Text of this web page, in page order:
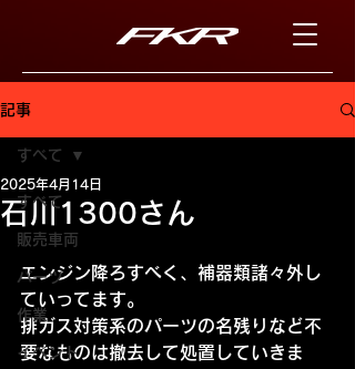
記事
すべて
販売車両
パーツ
作業
イベント
すべて
石川1300さん
2025年4月14日
エンジン降ろすべく、補器類諸々外し
ていってます。
排ガス対策系のパーツの名残りなど不
要なものは撤去して処置していきま